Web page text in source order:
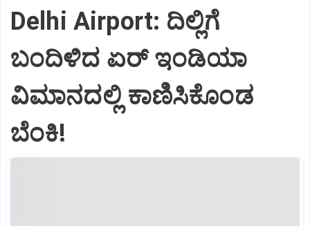
Delhi Airport: ದಿಲ್ಲಿಗೆ
ಬಂದಿಳಿದ ಏರ್‌ ಇಂಡಿಯಾ
ವಿಮಾನದಲ್ಲಿ ಕಾಣಿಸಿಕೊಂಡ
ಬೆಂಕಿ!